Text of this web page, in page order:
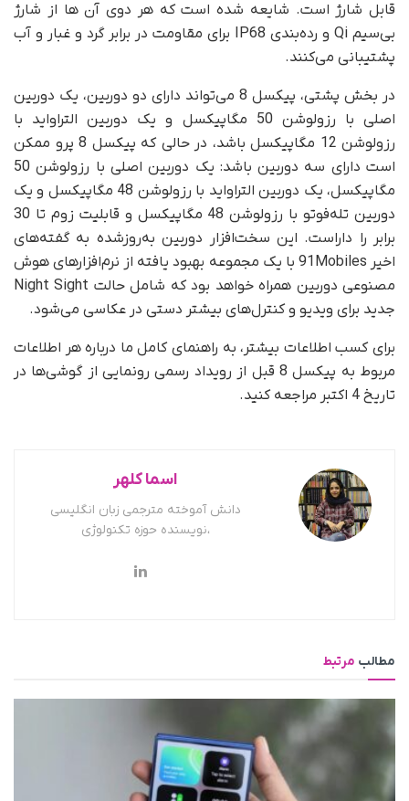
قابل شارژ است. شایعه شده است که هر دوی آن ها از شارژ
بی‌سیم Qi و رده‌بندی IP68 برای مقاومت در برابر گرد و غبار و آب
پشتیبانی می‌کنند.
در بخش پشتی، پیکسل 8 می‌تواند دارای دو دوربین، یک دوربین
اصلی با رزولوشن 50 مگاپیکسل و یک دوربین التراواید با
رزولوشن 12 مگاپیکسل باشد، در حالی که پیکسل 8 پرو ممکن
است دارای سه دوربین باشد: یک دوربین اصلی با رزولوشن 50
مگاپیکسل، یک دوربین التراواید با رزولوشن 48 مگاپیکسل و یک
دوربین تله‌فوتو با رزولوشن 48 مگاپیکسل و قابلیت زوم تا 30
برابر را داراست. این سخت‌افزار دوربین به‌روزشده به گفته‌های
اخیر 91Mobiles با یک مجموعه بهبود یافته از نرم‌افزارهای هوش
مصنوعی دوربین همراه خواهد بود که شامل حالت Night Sight
جدید برای ویدیو و کنترل‌های بیشتر دستی در عکاسی می‌شود.
برای کسب اطلاعات بیشتر، به راهنمای کامل ما درباره هر اطلاعات
مربوط به پیکسل 8 قبل از رویداد رسمی رونمایی از گوشی‌ها در
تاریخ 4 اکتبر مراجعه کنید.
اسما کلهر
دانش آموخته مترجمی زبان انگلیسی
،نویسنده حوزه تکنولوژی
مطالب مرتبط